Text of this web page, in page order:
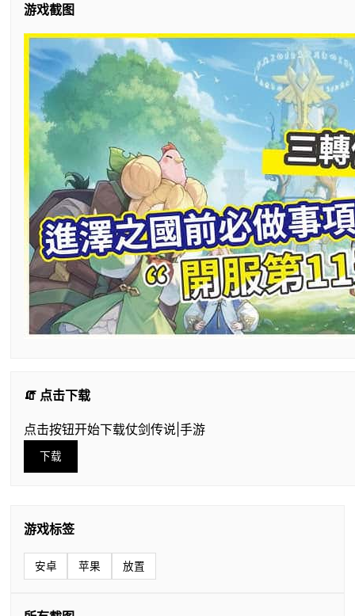
游戏截图
🧯 点击下载
点击按钮开始下载仗剑传说|手游
下载
游戏标签
安卓 苹果 放置